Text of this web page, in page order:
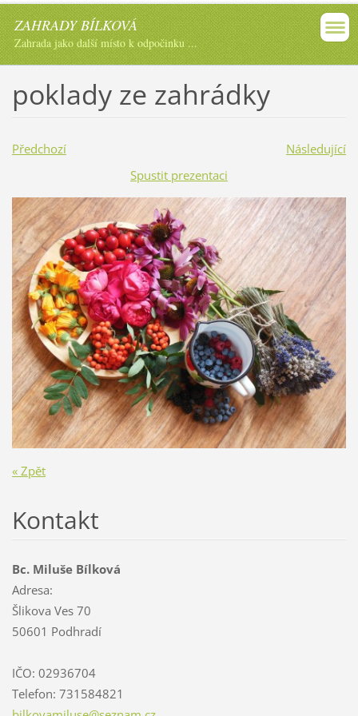
ZAHRADY BÍLKOVÁ
Zahrada jako další místo k odpočinku ...
poklady ze zahrádky
Předchozí
Následující
Spustit prezentaci
« Zpět
Kontakt
Bc. Miluše Bílková
Adresa:
Šlikova Ves 70
50601 Podhradí
IČO: 02936704
Telefon: 731584821